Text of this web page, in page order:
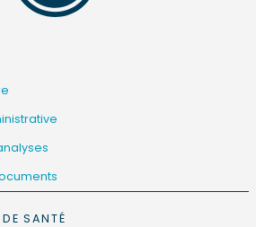
SANTÉ